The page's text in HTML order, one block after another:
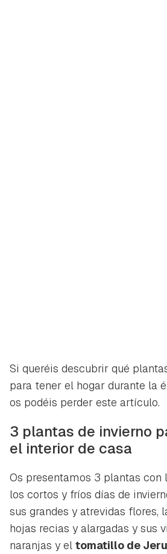
Si queréis descubrir qué
para tener el hogar durante la
os podéis perder este artículo.
3 plantas de invierno
el interior de casa
Os presentamos 3 plantas con
los cortos y fríos días de
sus grandes y atrevidas flores,
hojas recias y alargadas y sus
naranjas y el tomatillo de